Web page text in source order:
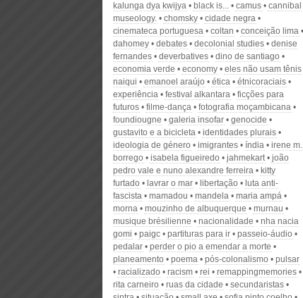
kalunga dya kwijya
black is... camus
cannibal
museology.
chomsky
cidade negra
cinemateca portuguesa
coltan
conceição lima
dahomey
debates decolonial studies
denise
fernandes
deverbatives
dino de santiago
economia verde
economy
eles não usam tênis
naiqui
emanoel araújo ética
étnicoraciais
experiência
festival alkantara
ficções para
futuros
filme-dança
fotografia moçambicana
foundiougne
galeria insofar
genocide
gustavito e a bicicleta
identidades plurais
ideologia de género
imigrantes índia
irene m.
borrego
isabela figueiredo jahmekart
joão
pedro vale e nuno alexandre ferreira
kitty
furtado
lavrar o mar libertação
luta anti-
fascista
mamadou mandela
maria ampá
morna
mouzinho de albuquerque
murnau
musique brésilienne
nacionalidade
nha nacia
gomi
paigc partituras para ir
passeio-áudio
pedalar
perder o pio a emendar a morte
planeamento
poema pós-colonalismo
pulsar
racializado
racism rei
remappingmemories
rita carneiro
ruas da cidade
secundaristas